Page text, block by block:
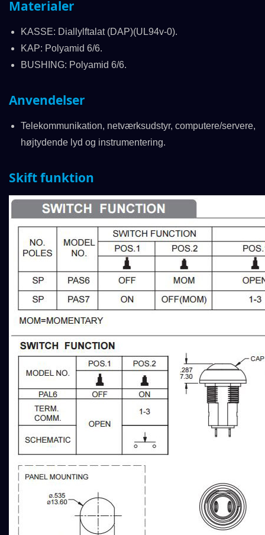
Materialer
KASSE: Diallylftalat (DAP)(UL94v-0).
KAP: Polyamid 6/6.
BUSHING: Polyamid 6/6.
Anvendelser
Telekommunikation, netværksudstyr, computere/servere,
højtydende lyd og instrumentering.
Skift funktion